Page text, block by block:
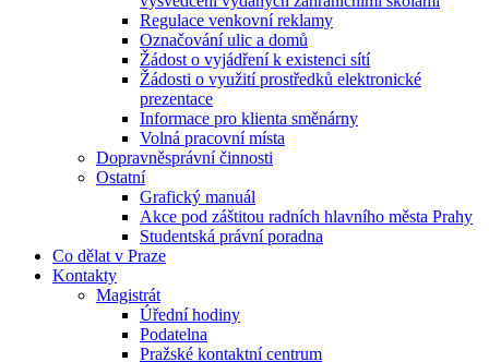
Regulace venkovní reklamy
Označování ulic a domů
Žádost o vyjádření k existenci sítí
Žádosti o využití prostředků elektronické
prezentace
Informace pro klienta směnárny
Volná pracovní místa
Dopravněsprávní činnosti
Ostatní
Grafický manuál
Akce pod záštitou radních hlavního města Prahy
Studentská právní poradna
Co dělat v Praze
Kontakty
Magistrát
Úřední hodiny
Podatelna
Pražské kontaktní centrum